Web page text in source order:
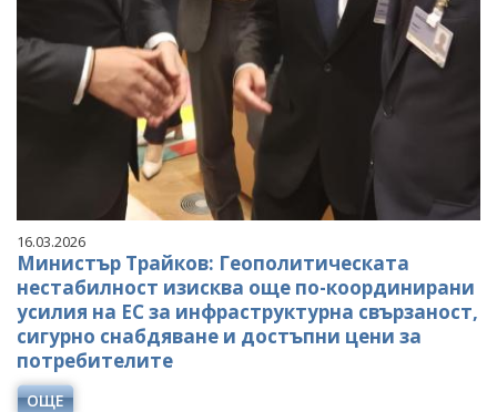
16.03.2026
Министър Трайков: Геополитическата
нестабилност изисква още по-координирани
усилия на ЕС за инфраструктурна свързаност,
сигурно снабдяване и достъпни цени за
потребителите
ОЩЕ